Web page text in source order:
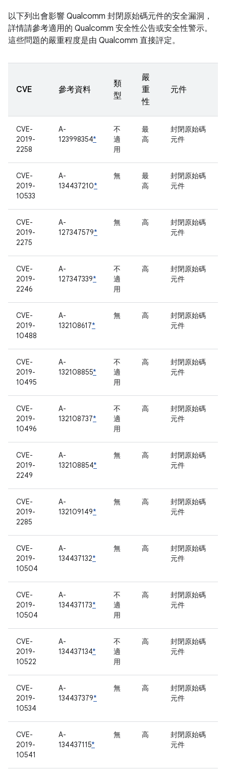
以下列出會影響 Qualcomm 封閉原始碼元件的安全漏洞，
詳情請參考適用的 Qualcomm 安全性公告或安全性警示。
這些問題的嚴重程度是由 Qualcomm 直接評定。
CVE 參考資料
類
型
嚴
重
性
元件
CVE-
2019-
2258
A-
123998354*
不
適
用
最
高
封閉原始碼
元件
CVE-
2019-
10533
A-
134437210*
無
最
高
封閉原始碼
元件
CVE-
2019-
2275
A-
127347579*
無 高
封閉原始碼
元件
CVE-
2019-
2246
A-
127347339*
不
適
用
高
封閉原始碼
元件
CVE-
2019-
10488
A-
132108617*
無 高
封閉原始碼
元件
CVE-
2019-
10495
A-
132108855*
不
適
用
高
封閉原始碼
元件
CVE-
2019-
10496
A-
132108737*
不
適
用
高
封閉原始碼
元件
CVE-
2019-
2249
A-
132108854*
無 高
封閉原始碼
元件
CVE-
2019-
2285
A-
132109149*
無 高
封閉原始碼
元件
CVE-
2019-
10504
A-
134437132*
無 高
封閉原始碼
元件
CVE-
2019-
10504
A-
134437173*
不
適
用
高
封閉原始碼
元件
CVE-
2019-
10522
A-
134437134*
不
適
用
高
封閉原始碼
元件
CVE-
2019-
10534
A-
134437379*
無 高
封閉原始碼
元件
CVE-
2019-
10541
A-
134437115*
無 高
封閉原始碼
元件